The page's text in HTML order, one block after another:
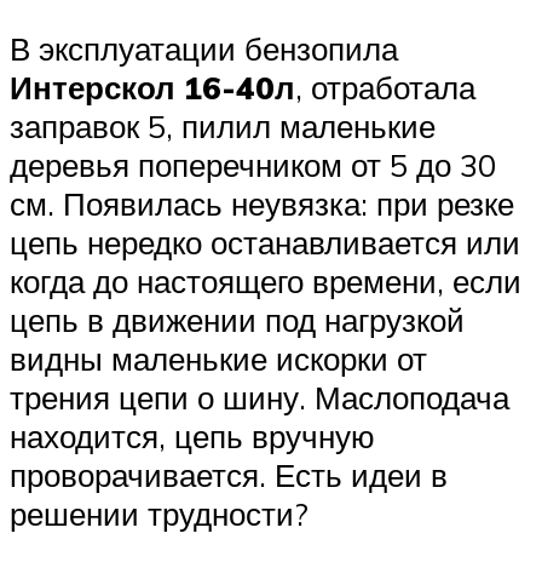
В эксплуатации бензопила
Интерскол 16-40л, отработала
заправок 5, пилил маленькие
деревья поперечником от 5 до 30
см. Появилась неувязка: при резке
цепь нередко останавливается или
когда до настоящего времени, если
цепь в движении под нагрузкой
видны маленькие искорки от
трения цепи о шину. Маслоподача
находится, цепь вручную
проворачивается. Есть идеи в
решении трудности?